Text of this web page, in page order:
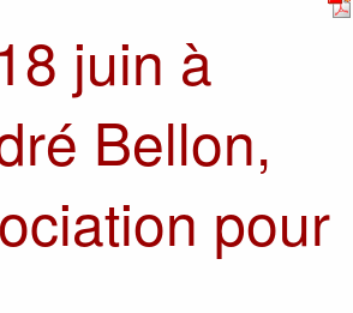
juin à
Bellon,
pour